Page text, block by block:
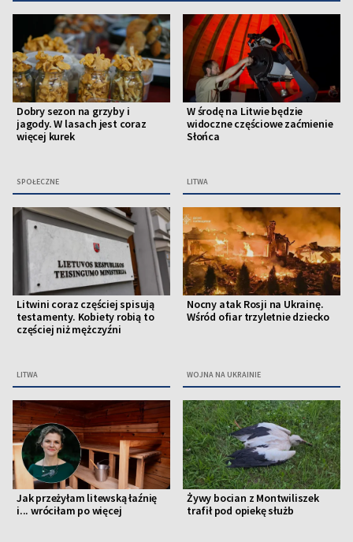
Dobry sezon na grzyby i
jagody. W lasach jest coraz
więcej kurek
SPOŁECZNE
W środę na Litwie będzie
widoczne częściowe zaćmienie
Słońca
LITWA
Litwini coraz częściej spisują
testamenty. Kobiety robią to
częściej niż mężczyźni
LITWA
Nocny atak Rosji na Ukrainę.
Wśród ofiar trzyletnie dziecko
WOJNA NA UKRAINIE
Jak przeżyłam litewską łaźnię
i... wróciłam po więcej
Żywy bocian z Montwiliszek
trafił pod opiekę służb